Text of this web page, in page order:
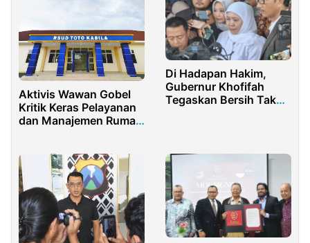
Aktivis Wawan Gobel
Kritik Keras Pelayanan
dan Manajemen Rumah
Di Hadapan Hakim,
Gubernur Khofifah
Tegaskan Bersih Tak